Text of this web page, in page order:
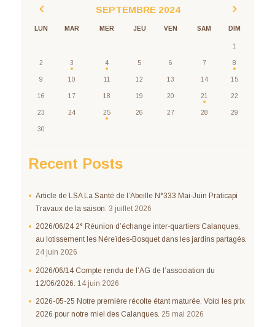
SEPTEMBRE 2024
LUN MAR MER JEU VEN SAM DIM
1
2 3 4 5 6 7 8
9 10 11 12 13 14 15
16 17 18 19 20 21 22
23 24 25 26 27 28 29
30
Recent Posts
Article de LSA La Santé de l’Abeille N°333 Mai-Juin Praticapi
Travaux de la saison. 3 juillet 2026
2026/06/24 2° Réunion d’échange inter-quartiers Calanques,
au lotissement les Néreïdes-Bosquet dans les jardins partagés.
24 juin 2026
2026/06/14 Compte rendu de l’AG de l’association du
12/06/2026. 14 juin 2026
2026-05-25 Notre première récolte étant maturée. Voici les prix
2026 pour notre miel des Calanques. 25 mai 2026